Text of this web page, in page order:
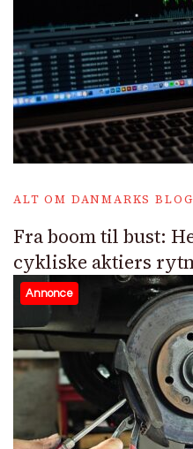
ALT OM DANMARKS BLOG
Fra boom til bust:
cykliske aktiers
Annonce